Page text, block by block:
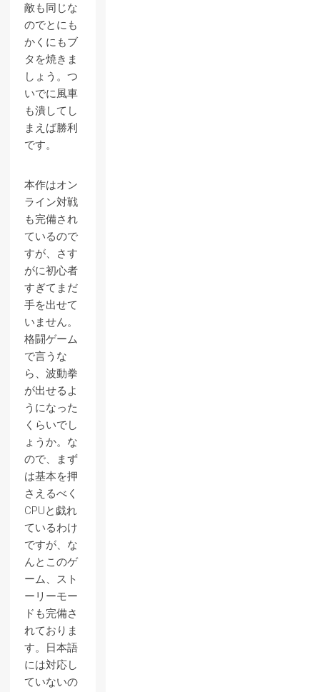
敵も同じな
のでとにも
かくにもブ
タを焼きま
しょう。つ
いでに風車
も潰してし
まえば勝利
です。
本作はオン
ライン対戦
も完備され
ているので
すが、さす
がに初心者
すぎてまだ
手を出せて
いません。
格闘ゲーム
で言うな
ら、波動拳
が出せるよ
うになった
くらいでし
ょうか。な
ので、まず
は基本を押
さえるべく
CPUと戯れ
ているわけ
ですが、な
んとこのゲ
ーム、スト
ーリーモー
ドも完備さ
れておりま
す。日本語
には対応し
ていないの